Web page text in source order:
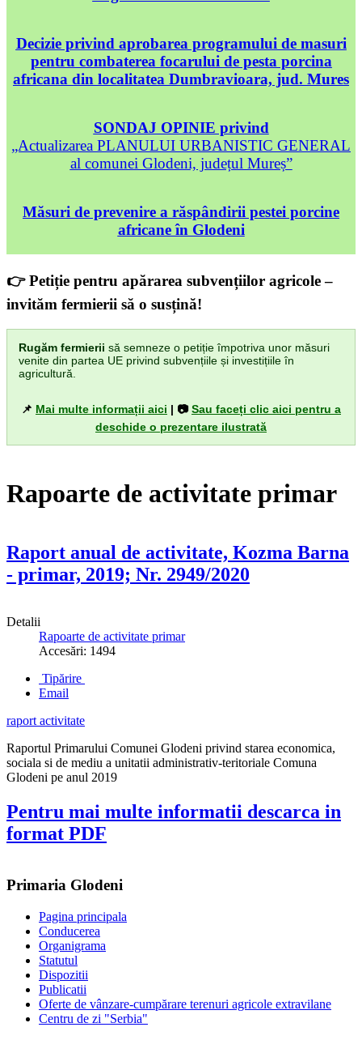
Decizie privind aprobarea programului de masuri
pentru combaterea focarului de pesta porcina
africana din localitatea Dumbravioara, jud. Mures
SONDAJ OPINIE privind
„Actualizarea PLANULUI URBANISTIC GENERAL
al comunei Glodeni, județul Mureș”
Măsuri de prevenire a răspândirii pestei porcine
africane în Glodeni
👉 Petiție pentru apărarea subvențiilor agricole –
invităm fermierii să o susțină!
Rugăm fermierii să semneze o petiție împotriva unor măsuri
venite din partea UE privind subvențiile și investițiile în
agricultură.
📌 Mai multe informații aici | 📷Sau faceți clic aici pentru a
deschide o prezentare ilustrată
Rapoarte de activitate primar
Raport anual de activitate, Kozma Barna
- primar, 2019; Nr. 2949/2020
Detalii
Rapoarte de activitate primar
Accesări: 1494
Tipărire
Email
raport activitate
Raportul Primarului Comunei Glodeni privind starea economica,
sociala si de mediu a unitatii administrativ-teritoriale Comuna
Glodeni pe anul 2019
Pentru mai multe informatii descarca in
format PDF
Primaria Glodeni
Pagina principala
Conducerea
Organigrama
Statutul
Dispozitii
Publicatii
Oferte de vânzare-cumpărare terenuri agricole extravilane
Centru de zi "Serbia"